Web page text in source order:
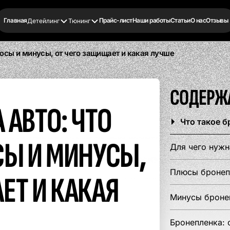
ГлавнаяДетейлинг
ПОЛИРОВКА КУЗОВА
от 6 000 ₽ от 4 000 ₽
УДАЛЕНИЕ ВМЯТИН
По запросу
Тюнинг
РЕСТАЙЛИНГ И
По запросу
ТЮНИНГ
от 70 000 ₽
Прайс-листНаши работыСтатьиО насОтзывы
и минусы, от чего защищает и какая лучше
ЧТО
И МИНУСЫ,
И КАКАЯ
Что такое
Для чего
Плюсы
Минусы
Бронепленка: